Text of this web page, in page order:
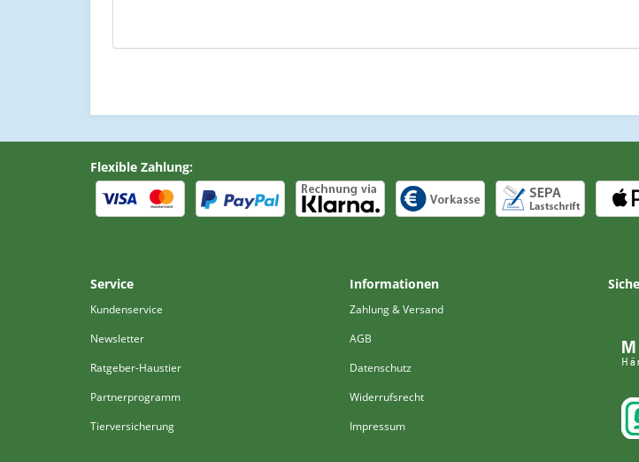
Flexible Zahlung:
Service
Kundenservice
Newsletter
Ratgeber-Haustier
Partnerprogramm
Tierversicherung
Informationen
Zahlung & Versand
AGB
Datenschutz
Widerrufsrecht
Impressum